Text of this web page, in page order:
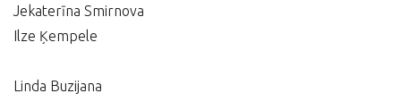
Jekaterīna Smirnova
Ilze Ķempele
Linda Buzijana